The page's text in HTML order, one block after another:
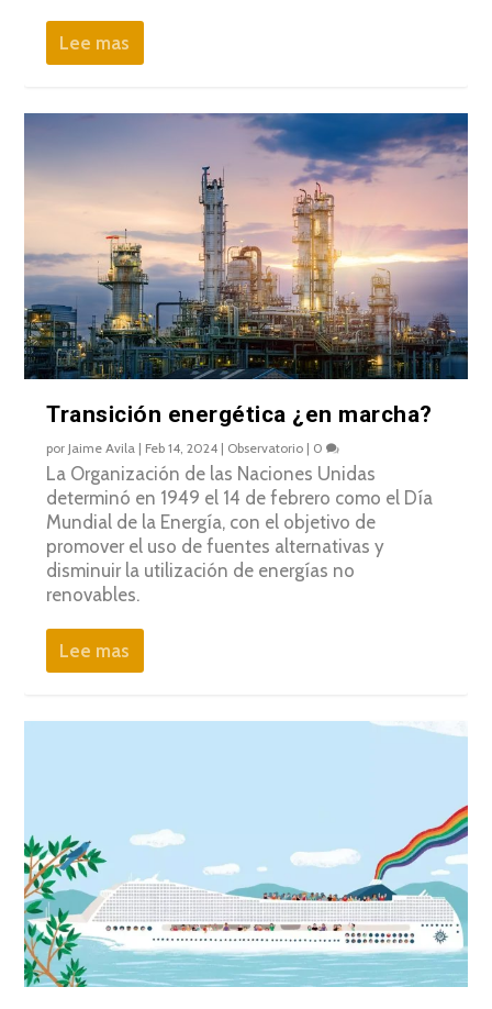
Lee mas
Transición energética ¿en marcha?
por Jaime Avila | Feb 14, 2024 | Observatorio | 0
La Organización de las Naciones Unidas
determinó en 1949 el 14 de febrero como el Día
Mundial de la Energía, con el objetivo de
promover el uso de fuentes alternativas y
disminuir la utilización de energías no
renovables.
Lee mas